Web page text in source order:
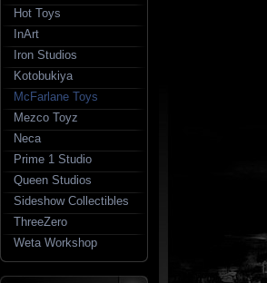
Hot Toys
InArt
Iron Studios
Kotobukiya
McFarlane Toys
Mezco Toyz
Neca
Prime 1 Studio
Queen Studios
Sideshow Collectibles
ThreeZero
Weta Workshop